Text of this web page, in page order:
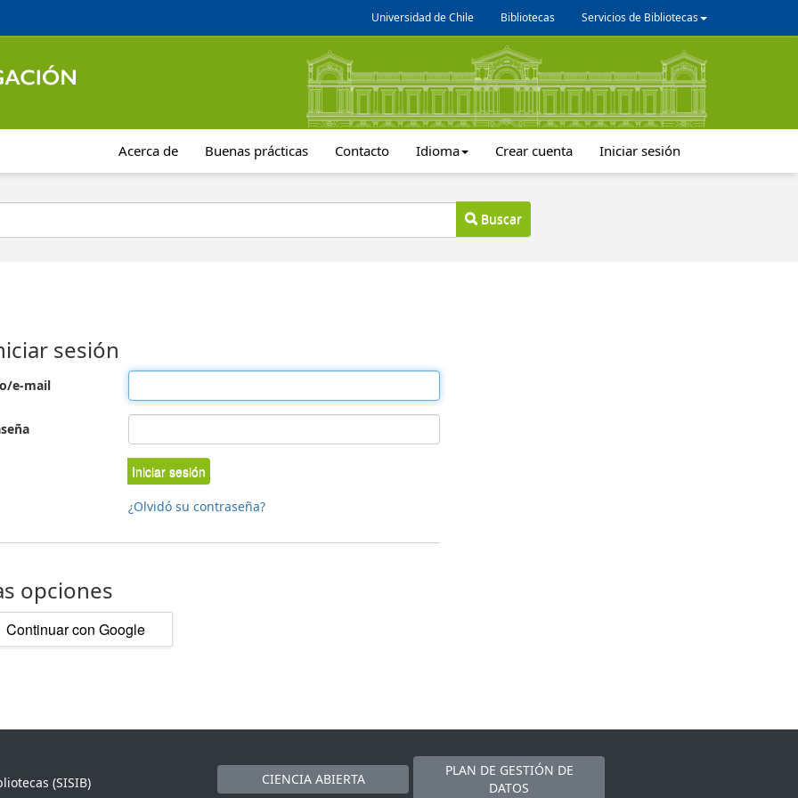
Universidad de Chile Bibliotecas Servicios de Bibliotecas
Acerca de Buenas prácticas Contacto Idioma Crear cuenta Iniciar sesión
Buscar
sesión
e-mail
Iniciar sesión
¿Olvidó su contraseña?
opciones
Continuar con Google
(SISIB)
CIENCIA ABIERTA
PLAN DE GESTIÓN DE
DATOS